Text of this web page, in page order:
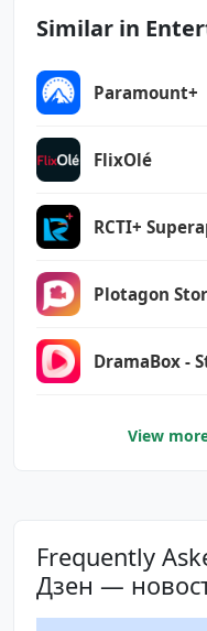
CUT
Similar in
Paramount+
FlixOlé
RCTI+
Plotagon
DramaBox -
View
Frequently
Дзен —